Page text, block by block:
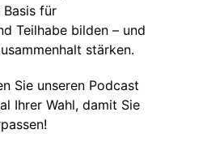
für
Teilhabe bilden – und
stärken.
Sie unseren Podcast
Ihrer Wahl, damit Sie